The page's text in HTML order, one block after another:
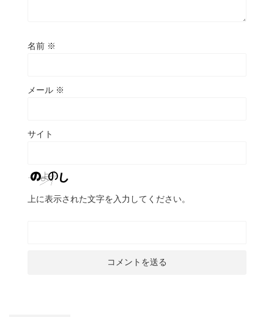
名前 ※
メール ※
サイト
上に表示された文字を入力してください。